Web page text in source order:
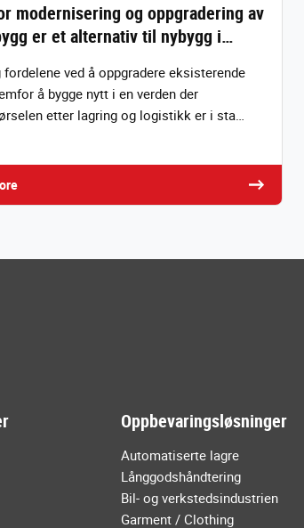
modernisering og oppgradering av
er et alternativ til nybygg i…
fordelene ved å oppgradere eksisterende
å bygge nytt i en verden der
etter lagring og logistikk er i sta…
Oppbevaringsløsninger
Automatiserte lagre
Långgodshåndtering
Bil- og verkstedsindustrien
Garment / Clothing